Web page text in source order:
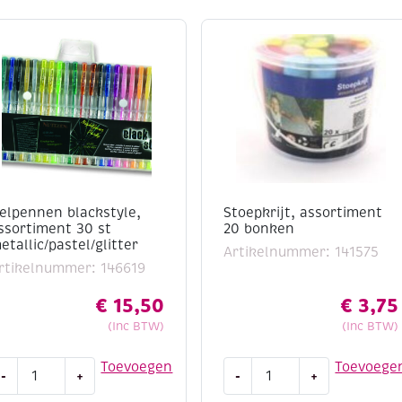
een ander papier
karton met een glad
blackstyle,
30 st
pastel/glitter
146619
€ 15,50
(Inc BTW)
Toevoegen
- +
Stoepkrijt, assortiment
20 bonken
Artikelnummer: 141575
€ 3,75
(Inc BTW)
-
assortiment
+